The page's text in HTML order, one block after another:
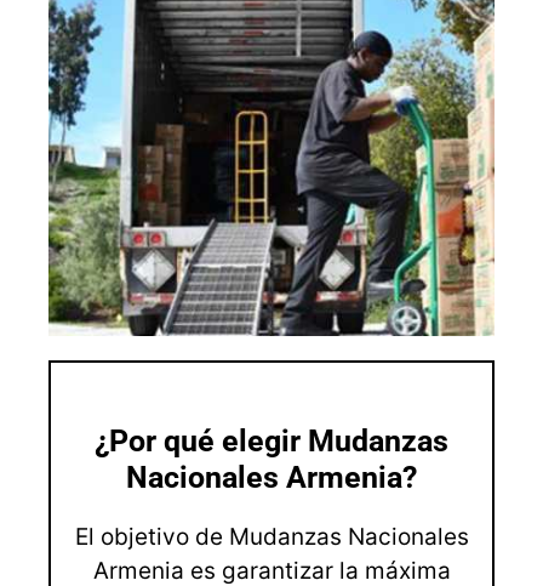
¿Por qué elegir Mudanzas
Nacionales Armenia?
El objetivo de Mudanzas Nacionales
Armenia es garantizar la máxima